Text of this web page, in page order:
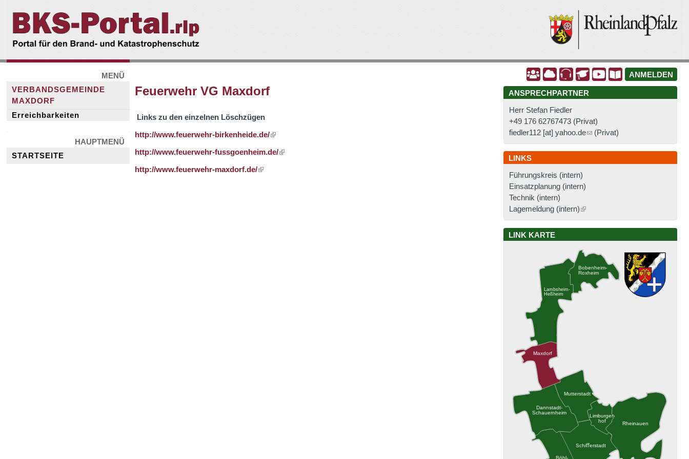
BKS-
Portal.rlp
A A A ANMELDEN
Feuerwehr VG Maxdorf
Links zu den einzelnen Löschzügen
http://www.feuerwehr-birkenheide.de/
http://www.feuerwehr-fussgoenheim.de/
http://www.feuerwehr-maxdorf.de/
ANSPRECHPARTNER
Herr Stefan Fiedler
+49 176 62767473(Privat)
fiedler112 [at] yahoo.de
(Privat)
LINKS
Führungskreis (intern)
Einsatzplanung (intern)
Technik (intern)
Lagemeldung (intern)
LINK KARTE
MENÜ
VERBANDSGEMEINDE
MAXDORF
Erreichbarkeiten
HAUPTMENÜ
STARTSEITE